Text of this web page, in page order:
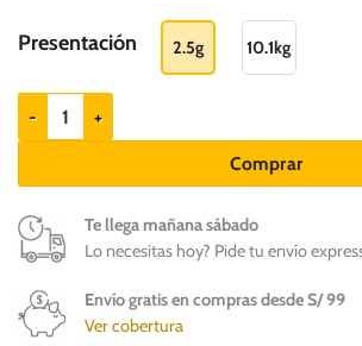
Presentación 2.5g 10.1kg
Guabi Natural Sensitive Salmón - Perro adulto
Comprar
Te llega mañana sábado
Lo necesitas hoy? Pide tu envío
Envío gratis en compras desde S/ 99
Ver cobertura